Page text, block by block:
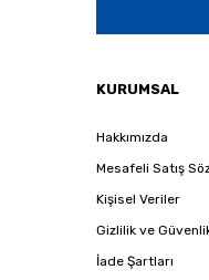
KURUMSAL
Hakkımızda
Mesafeli Satış
Kişisel Veriler
Gizlilik ve
İade Şartları